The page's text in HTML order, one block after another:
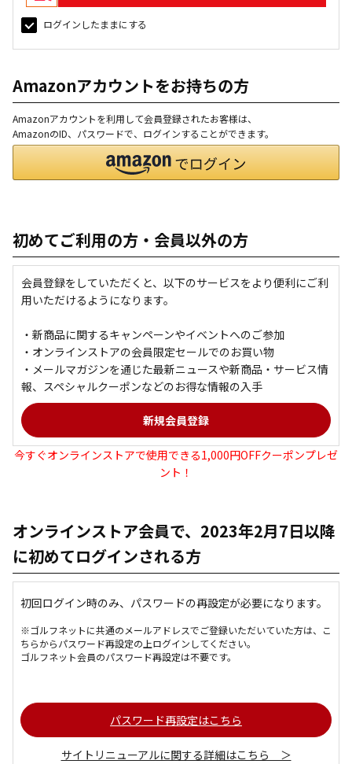
ログインしたままにする
Amazonアカウントをお持ちの方
Amazonアカウントを利用して会員登録されたお客様は、
AmazonのID、パスワードで、ログインすることができます。
初めてご利用の方・会員以外の方
会員登録をしていただくと、以下のサービスをより便利にご利
用いただけるようになります。
・新商品に関するキャンペーンやイベントへのご参加
・オンラインストアの会員限定セールでのお買い物
・メールマガジンを通じた最新ニュースや新商品・サービス情
報、スペシャルクーポンなどのお得な情報の入手
今すぐオンラインストアで使用できる1,000円OFFクーポンプレゼ
ント！
オンラインストア会員で、2023年2月7日以降
に初めてログインされる方
初回ログイン時のみ、パスワードの再設定が必要になります。
※ゴルフネットに共通のメールアドレスでご登録いただいていた方は、こ
ちらからパスワード再設定の上ログインしてください。
ゴルフネット会員のパスワード再設定は不要です。
パスワード再設定はこちら
サイトリニューアルに関する詳細はこちら ＞